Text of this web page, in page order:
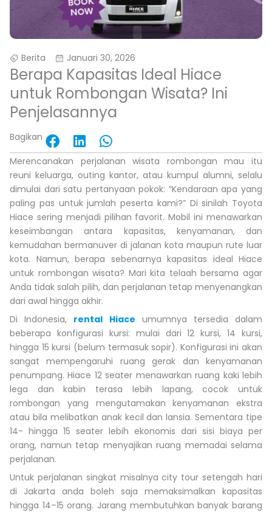
Berita Januari 30, 2026
Berapa Kapasitas Ideal Hiace
untuk Rombongan Wisata? Ini
Penjelasannya
Bagikan Share
on
facebook
Share
on
linkedin
Share
on
whatsapp
Merencanakan perjalanan wisata rombongan mau itu
reuni keluarga, outing kantor, atau kumpul alumni, selalu
dimulai dari satu pertanyaan pokok: “Kendaraan apa yang
paling pas untuk jumlah peserta kami?” Di sinilah Toyota
Hiace sering menjadi pilihan favorit. Mobil ini menawarkan
keseimbangan antara kapasitas, kenyamanan, dan
kemudahan bermanuver di jalanan kota maupun rute luar
kota. Namun, berapa sebenarnya kapasitas ideal Hiace
untuk rombongan wisata? Mari kita telaah bersama agar
Anda tidak salah pilih, dan perjalanan tetap menyenangkan
dari awal hingga akhir.
Di Indonesia, rental Hiace umumnya tersedia dalam
beberapa konfigurasi kursi: mulai dari 12 kursi, 14 kursi,
hingga 15 kursi (belum termasuk sopir). Konfigurasi ini akan
sangat mempengaruhi ruang gerak dan kenyamanan
penumpang. Hiace 12 seater menawarkan ruang kaki lebih
lega dan kabin terasa lebih lapang, cocok untuk
rombongan yang mengutamakan kenyamanan ekstra
atau bila melibatkan anak kecil dan lansia. Sementara tipe
14- hingga 15 seater lebih ekonomis dari sisi biaya per
orang, namun tetap menyajikan ruang memadai selama
perjalanan.
Untuk perjalanan singkat misalnya city tour setengah hari
di Jakarta anda boleh saja memaksimalkan kapasitas
hingga 14–15 orang. Jarang membutuhkan banyak barang